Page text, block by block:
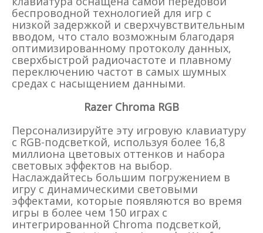
беспроводной технологией для игр с
низкой задержкой и сверхчувствительным
вводом, что стало возможным благодаря
оптимизированному протоколу данных,
сверхбыстрой радиочастоте и плавному
переключению частот в самых шумных
средах с насыщением данными.
Razer Chroma RGB
Персонализируйте эту игровую клавиатуру
с RGB-подсветкой, используя более 16,8
миллиона цветовых оттенков и набора
световых эффектов на выбор.
Наслаждайтесь большим погружением в
игру с динамическими световыми
эффектами, которые появляются во время
игры в более чем 150 играх с
интегрированной Chroma подсветкой,